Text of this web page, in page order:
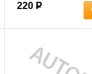
220 Р